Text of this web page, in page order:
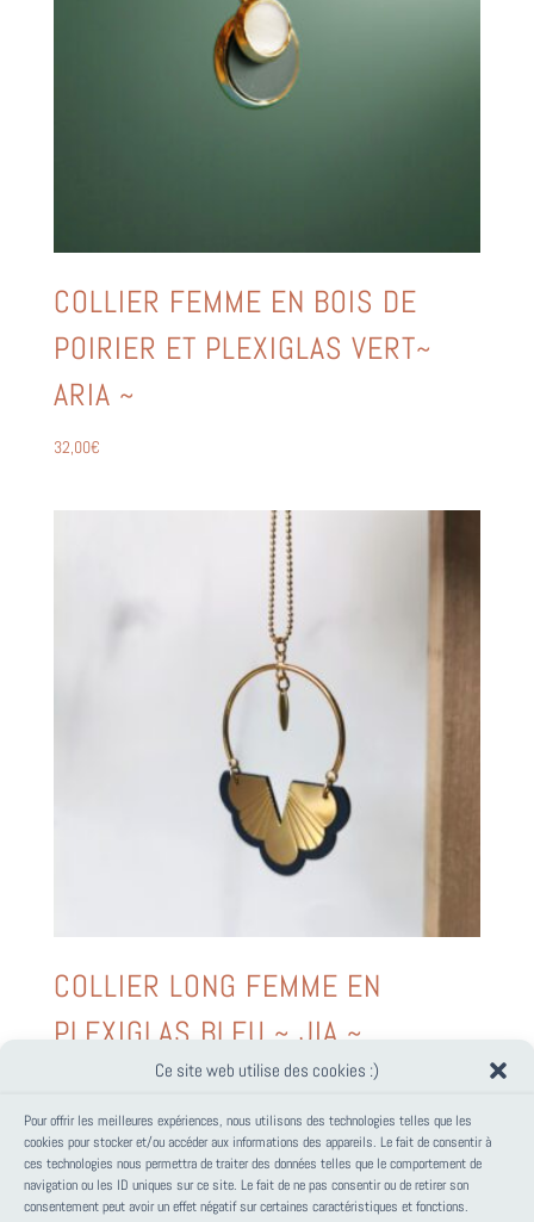
Ce site web utilise des cookies :)
Pour offrir les meilleures expériences, nous utilisons des technologies telles que les
cookies pour stocker et/ou accéder aux informations des appareils. Le fait de consentir à
ces technologies nous permettra de traiter des données telles que le comportement de
navigation ou les ID uniques sur ce site. Le fait de ne pas consentir ou de retirer son
consentement peut avoir un effet négatif sur certaines caractéristiques et fonctions.
COLLIER FEMME EN BOIS DE
POIRIER ET PLEXIGLAS VERT~
ARIA ~
32,00€
COLLIER LONG FEMME EN
PLEXIGLAS BLEU ~ JIA ~
PANIER
Votre panier est vide.